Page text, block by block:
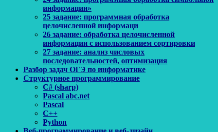
информации»
25 задание: программная обработка
целочисленной информаци
26 задание: обработка целочисленной
информации с использованием сортировки
27 задание: анализ числовых
последовательностей, оптимизация
Разбор задач ОГЭ по информатике
Структурное программирование
C# (sharp)
Pascal abc.net
Pascal
С++
Python